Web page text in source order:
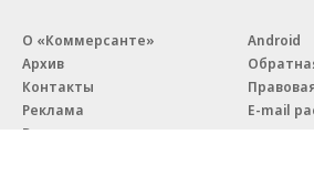
О «Коммерсанте»
Архив
Контакты
Реклама
Вакансии
Android
E-mail